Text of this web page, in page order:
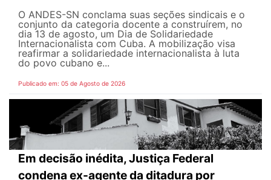
O ANDES-SN conclama suas seções sindicais e o
conjunto da categoria docente a construírem, no
dia 13 de agosto, um Dia de Solidariedade
Internacionalista com Cuba. A mobilização visa
reafirmar a solidariedade internacionalista à luta
do povo cubano e...
Publicado em: 05 de Agosto de 2026
Em decisão inédita, Justiça Federal
condena ex-agente da ditadura por